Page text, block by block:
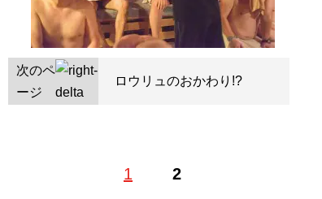
次のペ
ージ
ロウリュのおかわり!?
1 2